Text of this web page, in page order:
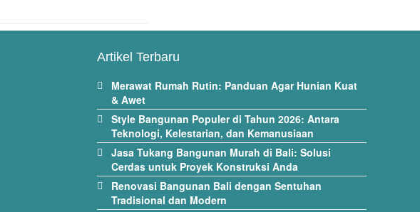
Artikel Terbaru
Merawat Rumah Rutin: Panduan Agar Hunian Kuat
& Awet
Style Bangunan Populer di Tahun 2026: Antara
Teknologi, Kelestarian, dan Kemanusiaan
Jasa Tukang Bangunan Murah di Bali: Solusi
Cerdas untuk Proyek Konstruksi Anda
Renovasi Bangunan Bali dengan Sentuhan
Tradisional dan Modern